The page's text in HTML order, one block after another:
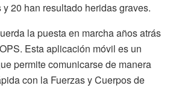
20 han resultado heridas graves.
la puesta en marcha años atrás
Esta aplicación móvil es un
permite comunicarse de manera
con la Fuerzas y Cuerpos de